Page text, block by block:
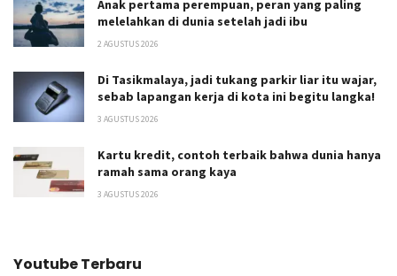
Anak pertama perempuan, peran yang paling
melelahkan di dunia setelah jadi ibu
2 AGUSTUS 2026
Di Tasikmalaya, jadi tukang parkir liar itu wajar,
sebab lapangan kerja di kota ini begitu langka!
3 AGUSTUS 2026
Kartu kredit, contoh terbaik bahwa dunia hanya
ramah sama orang kaya
3 AGUSTUS 2026
Youtube Terbaru